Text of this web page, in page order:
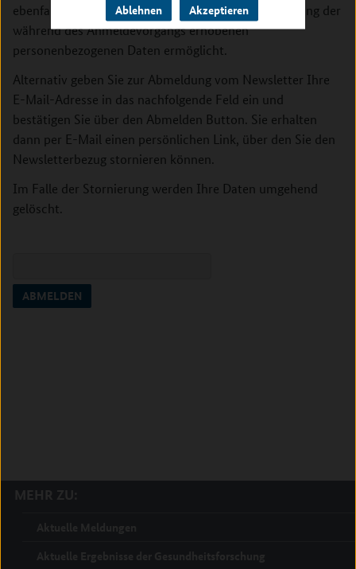
Ablehnen Akzeptieren
ebenfalls ein Widerruf der Einwilligung der Speicherung der
während des Anmeldevorgangs erhobenen
personenbezogenen Daten ermöglicht.
Alternativ geben Sie zur Abmeldung vom Newsletter Ihre
E-Mail-Adresse in das nachfolgende Feld ein und
bestätigen Sie über den Abmelden Button. Sie erhalten
dann per E-Mail einen persönlichen Link, über den Sie den
Newsletterbezug stornieren können.
Im Falle der Stornierung werden Ihre Daten umgehend
gelöscht.